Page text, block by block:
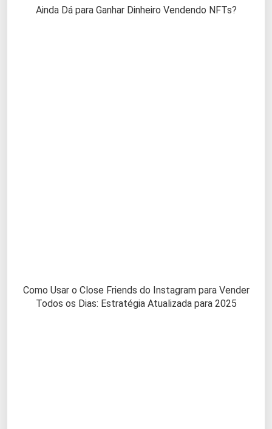
Ainda Dá para Ganhar Dinheiro Vendendo NFTs?
Como Usar o Close Friends do Instagram para Vender
Todos os Dias: Estratégia Atualizada para 2025